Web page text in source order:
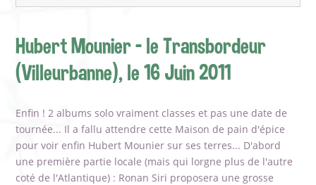
Hubert Mounier - le Transbordeur
(Villeurbanne), le 16 Juin 2011
Enfin ! 2 albums solo vraiment classes et pas une date de
tournée... Il a fallu attendre cette Maison de pain d'épice
pour voir enfin Hubert Mounier sur ses terres... D'abord
une première partie locale (mais qui lorgne plus de l'autre
coté de l'Atlantique) : Ronan Siri proposera une grosse